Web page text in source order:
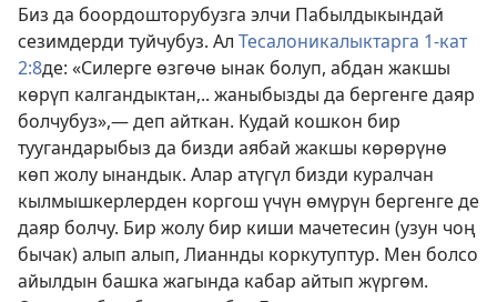
Биз да боордошторубузга элчи Пабылдыкындай
сезимдерди туйчубуз. Ал Тесалоникалыктарга 1-кат
2:8де: «Силерге өзгөчө ынак болуп, абдан жакшы
көрүп калгандыктан,.. жаныбызды да бергенге даяр
болчубуз»,— деп айткан. Кудай кошкон бир
туугандарыбыз да бизди аябай жакшы көрөрүнө
көп жолу ынандык. Алар атүгүл бизди куралчан
кылмышкерлерден коргош үчүн өмүрүн бергенге де
даяр болчу. Бир жолу бир киши мачетесин (узун чоң
бычак) алып алып, Лианнды коркутуптур. Мен болсо
айылдын башка жагында кабар айтып жүргөм.